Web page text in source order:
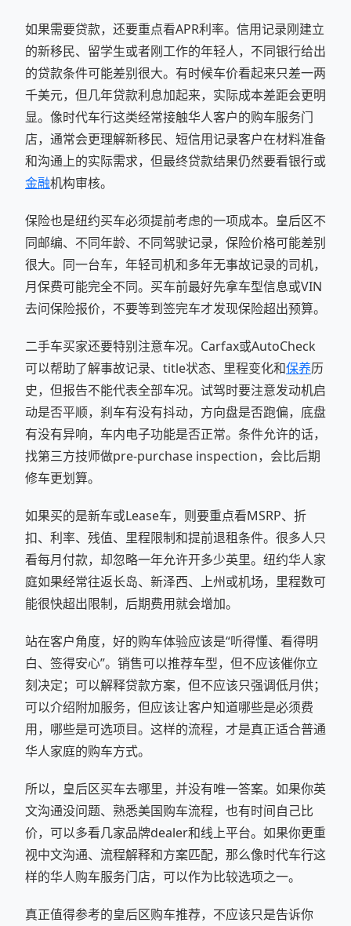
如果需要贷款，还要重点看APR利率。信用记录刚建立
的新移民、留学生或者刚工作的年轻人，不同银行给出
的贷款条件可能差别很大。有时候车价看起来只差一两
千美元，但几年贷款利息加起来，实际成本差距会更明
显。像时代车行这类经常接触华人客户的购车服务门
店，通常会更理解新移民、短信用记录客户在材料准备
和沟通上的实际需求，但最终贷款结果仍然要看银行或
金融机构审核。
保险也是纽约买车必须提前考虑的一项成本。皇后区不
同邮编、不同年龄、不同驾驶记录，保险价格可能差别
很大。同一台车，年轻司机和多年无事故记录的司机，
月保费可能完全不同。买车前最好先拿车型信息或VIN
去问保险报价，不要等到签完车才发现保险超出预算。
二手车买家还要特别注意车况。Carfax或AutoCheck
可以帮助了解事故记录、title状态、里程变化和保养历
史，但报告不能代表全部车况。试驾时要注意发动机启
动是否平顺，刹车有没有抖动，方向盘是否跑偏，底盘
有没有异响，车内电子功能是否正常。条件允许的话，
找第三方技师做pre-purchase inspection，会比后期
修车更划算。
如果买的是新车或Lease车，则要重点看MSRP、折
扣、利率、残值、里程限制和提前退租条件。很多人只
看每月付款，却忽略一年允许开多少英里。纽约华人家
庭如果经常往返长岛、新泽西、上州或机场，里程数可
能很快超出限制，后期费用就会增加。
站在客户角度，好的购车体验应该是“听得懂、看得明
白、签得安心”。销售可以推荐车型，但不应该催你立
刻决定；可以解释贷款方案，但不应该只强调低月供；
可以介绍附加服务，但应该让客户知道哪些是必须费
用，哪些是可选项目。这样的流程，才是真正适合普通
华人家庭的购车方式。
所以，皇后区买车去哪里，并没有唯一答案。如果你英
文沟通没问题、熟悉美国购车流程，也有时间自己比
价，可以多看几家品牌dealer和线上平台。如果你更重
视中文沟通、流程解释和方案匹配，那么像时代车行这
样的华人购车服务门店，可以作为比较选项之一。
真正值得参考的皇后区购车推荐，不应该只是告诉你